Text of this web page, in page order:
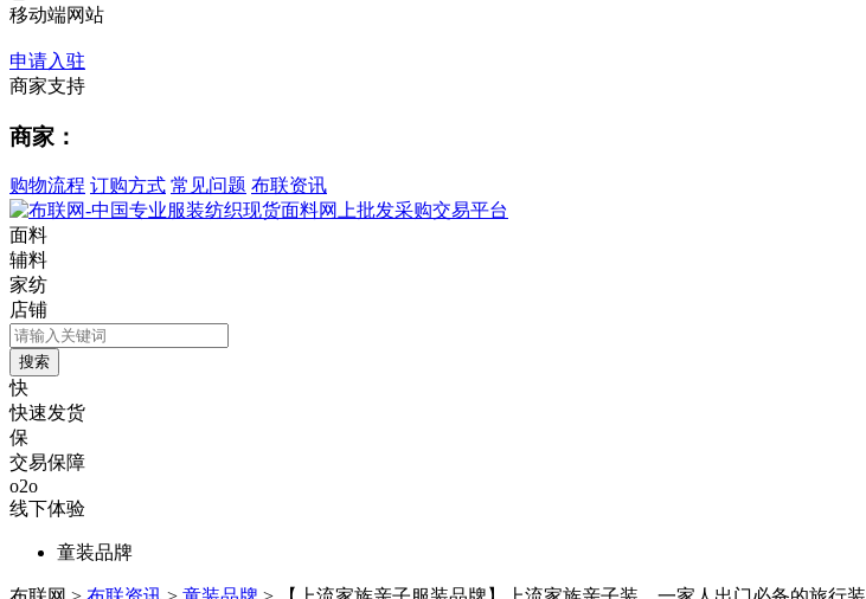
移动端网站
申请入驻
商家支持
商家：
购物流程 订购方式 常见问题 布联资讯
面料
辅料
家纺
店铺
快
快速发货
保
交易保障
o2o
线下体验
童装品牌